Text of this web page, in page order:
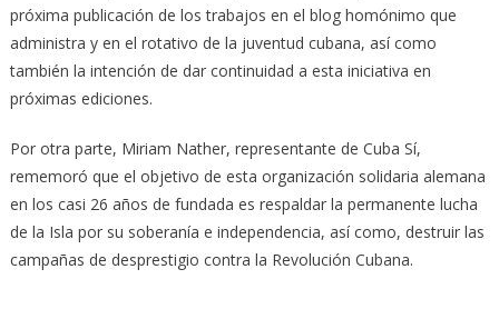
próxima publicación de los trabajos en el blog homónimo que
administra y en el rotativo de la juventud cubana, así como
también la intención de dar continuidad a esta iniciativa en
próximas ediciones.
Por otra parte, Miriam Nather, representante de Cuba Sí,
rememoró que el objetivo de esta organización solidaria alemana
en los casi 26 años de fundada es respaldar la permanente lucha
de la Isla por su soberanía e independencia, así como, destruir las
campañas de desprestigio contra la Revolución Cubana.